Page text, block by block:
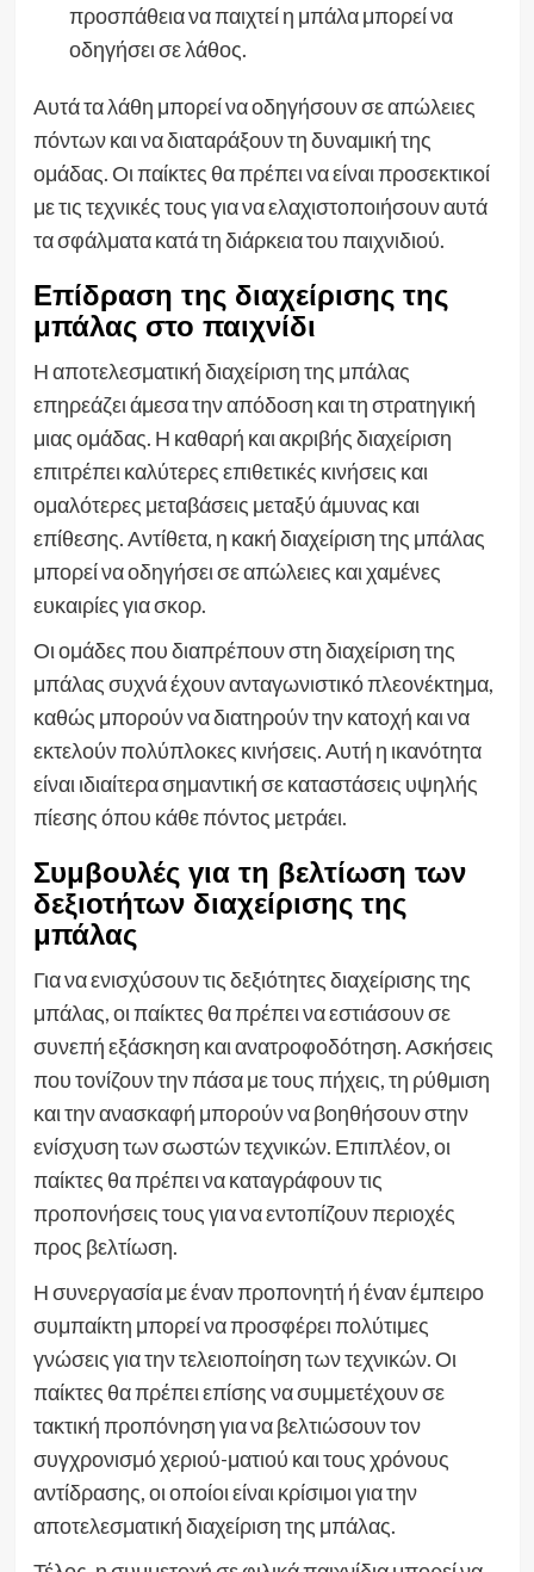
προσπάθεια να παιχτεί η μπάλα μπορεί να
οδηγήσει σε λάθος.
Αυτά τα λάθη μπορεί να οδηγήσουν σε απώλειες
πόντων και να διαταράξουν τη δυναμική της
ομάδας. Οι παίκτες θα πρέπει να είναι προσεκτικοί
με τις τεχνικές τους για να ελαχιστοποιήσουν αυτά
τα σφάλματα κατά τη διάρκεια του παιχνιδιού.
Επίδραση της διαχείρισης της
μπάλας στο παιχνίδι
Η αποτελεσματική διαχείριση της μπάλας
επηρεάζει άμεσα την απόδοση και τη στρατηγική
μιας ομάδας. Η καθαρή και ακριβής διαχείριση
επιτρέπει καλύτερες επιθετικές κινήσεις και
ομαλότερες μεταβάσεις μεταξύ άμυνας και
επίθεσης. Αντίθετα, η κακή διαχείριση της μπάλας
μπορεί να οδηγήσει σε απώλειες και χαμένες
ευκαιρίες για σκορ.
Οι ομάδες που διαπρέπουν στη διαχείριση της
μπάλας συχνά έχουν ανταγωνιστικό πλεονέκτημα,
καθώς μπορούν να διατηρούν την κατοχή και να
εκτελούν πολύπλοκες κινήσεις. Αυτή η ικανότητα
είναι ιδιαίτερα σημαντική σε καταστάσεις υψηλής
πίεσης όπου κάθε πόντος μετράει.
Συμβουλές για τη βελτίωση των
δεξιοτήτων διαχείρισης της
μπάλας
Για να ενισχύσουν τις δεξιότητες διαχείρισης της
μπάλας, οι παίκτες θα πρέπει να εστιάσουν σε
συνεπή εξάσκηση και ανατροφοδότηση. Ασκήσεις
που τονίζουν την πάσα με τους πήχεις, τη ρύθμιση
και την ανασκαφή μπορούν να βοηθήσουν στην
ενίσχυση των σωστών τεχνικών. Επιπλέον, οι
παίκτες θα πρέπει να καταγράφουν τις
προπονήσεις τους για να εντοπίζουν περιοχές
προς βελτίωση.
Η συνεργασία με έναν προπονητή ή έναν έμπειρο
συμπαίκτη μπορεί να προσφέρει πολύτιμες
γνώσεις για την τελειοποίηση των τεχνικών. Οι
παίκτες θα πρέπει επίσης να συμμετέχουν σε
τακτική προπόνηση για να βελτιώσουν τον
συγχρονισμό χεριού-ματιού και τους χρόνους
αντίδρασης, οι οποίοι είναι κρίσιμοι για την
αποτελεσματική διαχείριση της μπάλας.